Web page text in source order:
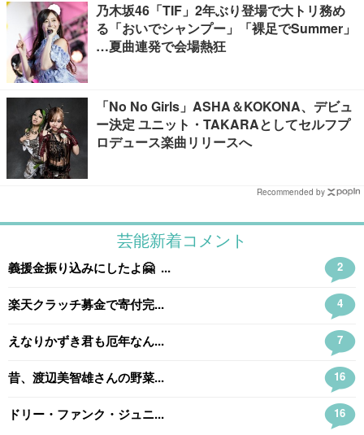
乃木坂46「TIF」2年ぶり登場で大トリ務め
る「おいでシャンプー」「裸足でSummer」
…夏曲連発で会場熱狂
「No No Girls」ASHA＆KOKONA、デビュ
ー決定 ユニット・TAKARAとしてセルフプ
ロデュース楽曲リリースへ
Recommended by